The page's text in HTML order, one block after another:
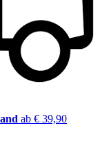
ab € 39,90